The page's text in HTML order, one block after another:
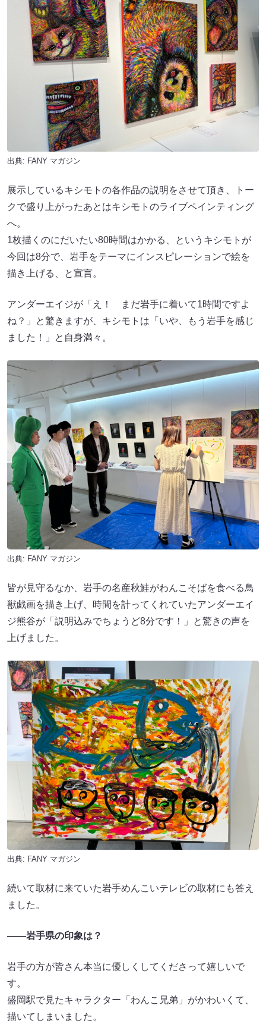
出典: FANY マガジン
展示しているキシモトの各作品の説明をさせて頂き、トー
クで盛り上がったあとはキシモトのライブペインティング
へ。
1枚描くのにだいたい80時間はかかる、というキシモトが
今回は8分で、岩手をテーマにインスピレーションで絵を
描き上げる、と宣言。
アンダーエイジが「え！ まだ岩手に着いて1時間ですよ
ね？」と驚きますが、キシモトは「いや、もう岩手を感じ
ました！」と自身満々。
出典: FANY マガジン
皆が見守るなか、岩手の名産秋鮭がわんこそばを食べる鳥
獣戯画を描き上げ、時間を計ってくれていたアンダーエイ
ジ熊谷が「説明込みでちょうど8分です！」と驚きの声を
上げました。
出典: FANY マガジン
続いて取材に来ていた岩手めんこいテレビの取材にも答え
ました。
――岩手県の印象は？
岩手の方が皆さん本当に優しくしてくださって嬉しいで
す。
盛岡駅で見たキャラクター「わんこ兄弟」がかわいくて、
描いてしまいました。